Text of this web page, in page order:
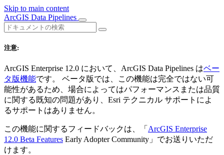
Skip to main content
ArcGIS Data Pipelines
注意:
ArcGIS Enterprise 12.0 において、ArcGIS Data Pipelines はベー
タ版機能です。 ベータ版では、この機能は完全ではない可
能性があるため、場合によってはパフォーマンスまたは品質
に関する既知の問題があり、Esri テクニカル サポートによ
るサポートはありません。
この機能に関するフィードバックは、「 ArcGIS Enterprise
12.0 Beta Features Early Adopter Community」でお送りいただ
けます。